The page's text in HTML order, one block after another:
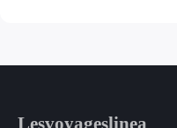
Lesvoyageslinea